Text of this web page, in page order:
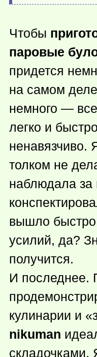
Чтобы
паровые
придется
на самом
немного —
легко и
ненавязчиво.
толком не
наблюдала за
вышло
усилий, да?
получится.
И последнее.
кулинарии и
nikuman
складочками.